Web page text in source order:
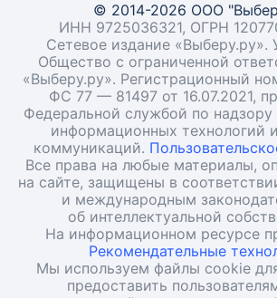
© 2014-2026 ООО
ИНН 9725036321, ОГРН
Сетевое издание «Выберу.ру».
Общество с ограниченной
«Выберу.ру». Регистрационный
ФС 77 — 81497 от 16.07.2021,
Федеральной службой по надзору
информационных технологий
коммуникаций.
Все права на любые материалы,
на сайте, защищены в
и международным
об интеллектуальной
На информационном ресурсе
Рекомендательные
Мы используем файлы cookie
предоставить